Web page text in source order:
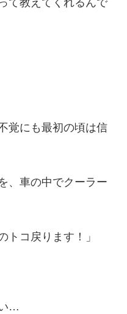
て教えてくれるんで
覚にも最初の頃は信
、車の中でクーラー
トコ戻ります！」
…